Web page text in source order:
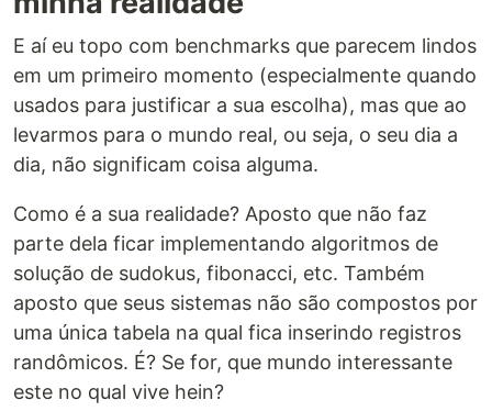
E aí eu topo com benchmarks que parecem lindos
em um primeiro momento (especialmente quando
usados para justificar a sua escolha), mas que ao
levarmos para o mundo real, ou seja, o seu dia a
dia, não significam coisa alguma.
Como é a sua realidade? Aposto que não faz
parte dela ficar implementando algoritmos de
solução de sudokus, fibonacci, etc. Também
aposto que seus sistemas não são compostos por
uma única tabela na qual fica inserindo registros
randômicos. É? Se for, que mundo interessante
este no qual vive hein?